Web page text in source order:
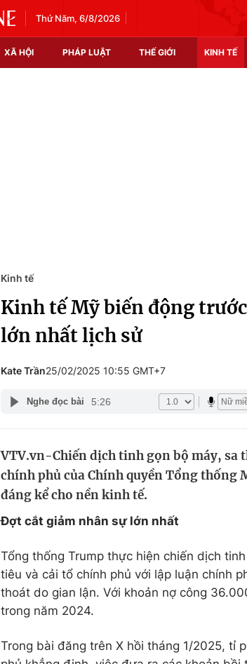
Thứ Năm, 6/8/2026
XÃ HỘI PHÁP LUẬT THẾ GIỚI KINH TẾ
Du lịch
Chất lượng cuộc sống
Kinh tế
Kinh tế Mỹ biến động
lớn nhất lịch sử
Kate Trần25/02/2025 10:55 GMT+7
Nghe đọc bài 5:26
VTV.vn-Chiến dịch tinh gọn bộ máy, sa
chính phủ của Chính quyền Tổng thống
đáng kể cho nền kinh tế.
Đợt cắt giảm nhân sự lớn nhất
Tổng thống Trump thực hiện chiến dịch
tiêu và cải tổ chính phủ với lập luận chính
thoát do gian lận. Với khoản nợ công
trong năm 2024.
Trong bài đăng trên X hồi tháng 1/2025, tỉ